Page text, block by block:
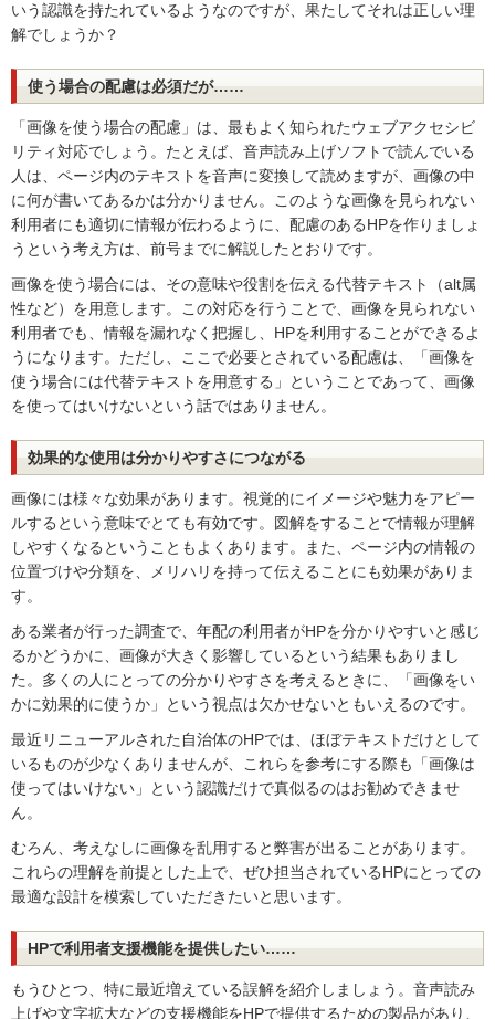
いう認識を持たれているようなのですが、果たしてそれは正しい理
解でしょうか？
使う場合の配慮は必須だが……
「画像を使う場合の配慮」は、最もよく知られたウェブアクセシビ
リティ対応でしょう。たとえば、音声読み上げソフトで読んでいる
人は、ページ内のテキストを音声に変換して読めますが、画像の中
に何が書いてあるかは分かりません。このような画像を見られない
利用者にも適切に情報が伝わるように、配慮のあるHPを作りましょ
うという考え方は、前号までに解説したとおりです。
画像を使う場合には、その意味や役割を伝える代替テキスト（alt属
性など）を用意します。この対応を行うことで、画像を見られない
利用者でも、情報を漏れなく把握し、HPを利用することができるよ
うになります。ただし、ここで必要とされている配慮は、「画像を
使う場合には代替テキストを用意する」ということであって、画像
を使ってはいけないという話ではありません。
効果的な使用は分かりやすさにつながる
画像には様々な効果があります。視覚的にイメージや魅力をアピー
ルするという意味でとても有効です。図解をすることで情報が理解
しやすくなるということもよくあります。また、ページ内の情報の
位置づけや分類を、メリハリを持って伝えることにも効果がありま
す。
ある業者が行った調査で、年配の利用者がHPを分かりやすいと感じ
るかどうかに、画像が大きく影響しているという結果もありまし
た。多くの人にとっての分かりやすさを考えるときに、「画像をい
かに効果的に使うか」という視点は欠かせないともいえるのです。
最近リニューアルされた自治体のHPでは、ほぼテキストだけとして
いるものが少なくありませんが、これらを参考にする際も「画像は
使ってはいけない」という認識だけで真似るのはお勧めできませ
ん。
むろん、考えなしに画像を乱用すると弊害が出ることがあります。
これらの理解を前提とした上で、ぜひ担当されているHPにとっての
最適な設計を模索していただきたいと思います。
HPで利用者支援機能を提供したい……
もうひとつ、特に最近増えている誤解を紹介しましょう。音声読み
上げや文字拡大などの支援機能をHPで提供するための製品があり、